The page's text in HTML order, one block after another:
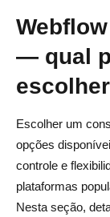
— qual
Escolher um
opções
controle e
plataformas
Nesta seção,